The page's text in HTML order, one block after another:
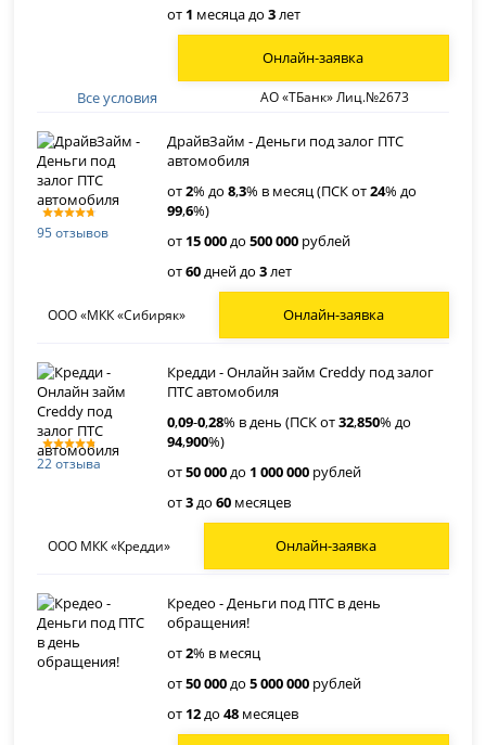
от 1 месяца до3лет
Все условия АО «ТБанк» Лиц.№2673
Онлайн-заявка
95 отзывов
ДрайвЗайм - Деньги под залог ПТС
автомобиля
от2% до8,3% в месяц (ПСК от24% до
99,6%)
от 15 000до500 000 рублей
от60дней до3лет
ООО «МКК «Сибиряк» Онлайн-заявка
22 отзыва
Кредди - Онлайн займ Creddy под залог
ПТС автомобиля
0,09-0,28% в день (ПСК от32,850% до
94,900%)
от50 000до 1 000 000 рублей
от3до60 месяцев
ООО МКК «Кредди» Онлайн-заявка
Кредео - Деньги под ПТС в день
обращения!
от2% в месяц
от50 000до5 000 000 рублей
от 12до48 месяцев